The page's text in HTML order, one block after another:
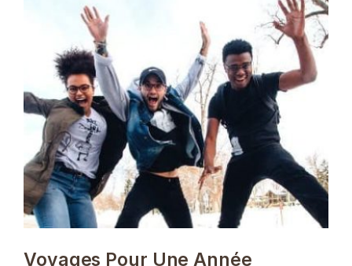
Voyages Pour Une Année